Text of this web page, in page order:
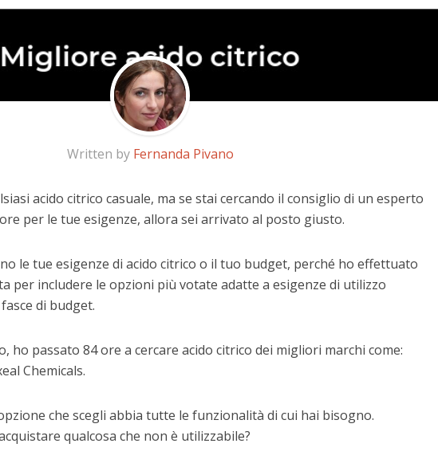
Written by Fernanda Pivano
acido citrico casuale, ma se stai cercando il consiglio di un esperto
per le tue esigenze, allora sei arrivato al posto giusto.
le tue esigenze di acido citrico o il tuo budget, perché ho effettuato
per includere le opzioni più votate adatte a esigenze di utilizzo
di budget.
ho passato 84 ore a cercare acido citrico dei migliori marchi come:
Chemicals.
che scegli abbia tutte le funzionalità di cui hai bisogno.
qualcosa che non è utilizzabile?